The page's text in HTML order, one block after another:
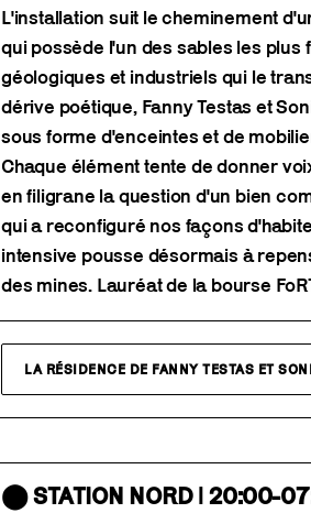
L'installation suit le cheminement
qui possède l'un des sables les
géologiques et industriels qui le
dérive poétique, Fanny Testas et
sous forme d'enceintes et de
Chaque élément tente de donner
en filigrane la question d'un bien
qui a reconfiguré nos façons
intensive pousse désormais à
des mines. Lauréat de la bourse
LA RÉSIDENCE DE FANNY TESTAS ET
⬤ STATION NORD | 20:00-